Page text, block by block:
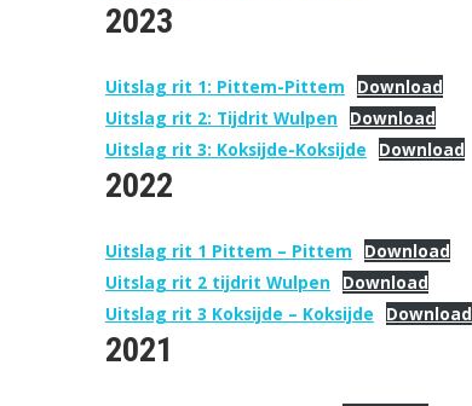
2023
Uitslag rit 1: Pittem-Pittem
Download
Uitslag rit 2: Tijdrit Wulpen
Download
Uitslag rit 3: Koksijde-Koksijde
Download
2022
Uitslag rit 1 Pittem – Pittem
Download
Uitslag rit 2 tijdrit Wulpen
Download
Uitslag rit 3 Koksijde – Koksijde
Download
2021